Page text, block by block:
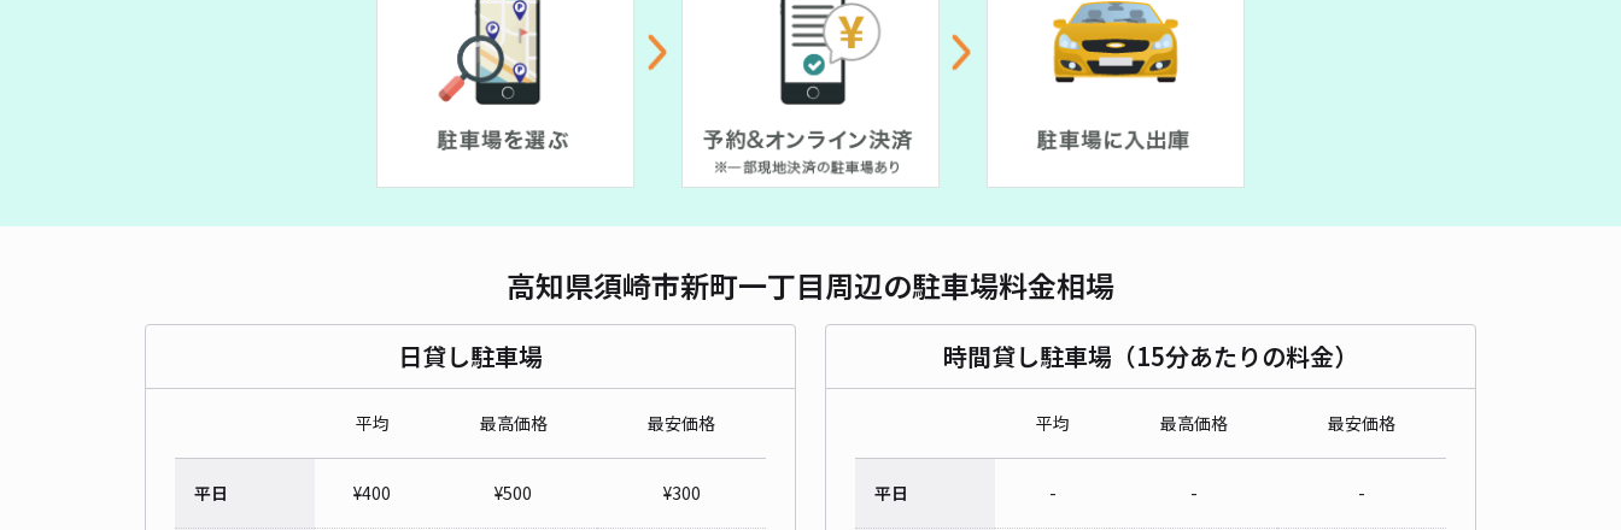
高知県須崎市新町一丁目周辺の駐車場料金相場
日貸し駐車場
平均 最高価格 最安価格
平日 ¥400 ¥500 ¥300
時間貸し駐車場（15分あたりの料金）
平均 最高価格 最安価格
平日 - - -